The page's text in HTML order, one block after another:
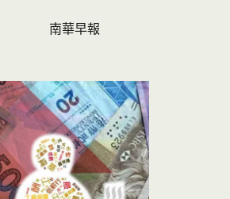
南華早報